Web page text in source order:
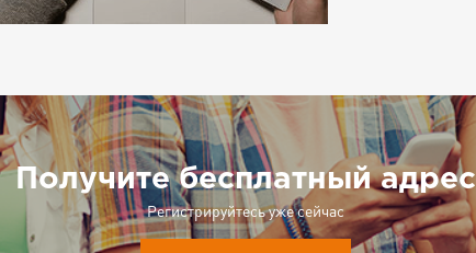
Получите бесплатный адрес
Регистрируйтесь уже сейчас